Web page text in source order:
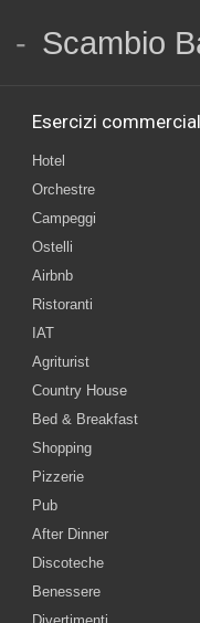
- Scambio
Esercizi
Hotel
Orchestre
Campeggi
Ostelli
Airbnb
Ristoranti
IAT
Agriturist
Country House
Bed & Breakfast
Shopping
Pizzerie
Pub
After Dinner
Discoteche
Benessere